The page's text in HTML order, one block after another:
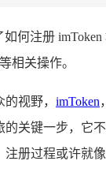
何注册
相关操作。
视野， imToken
关键一步，它
册过程或许就